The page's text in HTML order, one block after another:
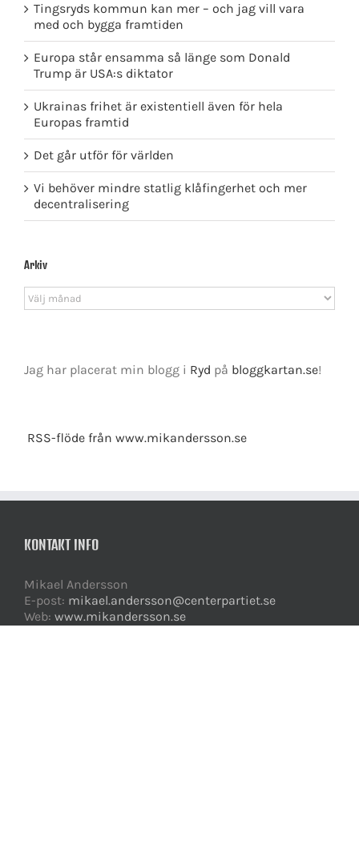
Tingsryds kommun kan mer – och jag vill vara
med och bygga framtiden
Europa står ensamma så länge som Donald
Trump är USA:s diktator
Ukrainas frihet är existentiell även för hela
Europas framtid
Det går utför för världen
Vi behöver mindre statlig klåfingerhet och mer
decentralisering
Arkiv
Arkiv
Jag har placerat min blogg i Ryd på bloggkartan.se!
RSS-flöde från www.mikandersson.se
KONTAKT INFO
Mikael Andersson
E-post: mikael.andersson@centerpartiet.se
Web: www.mikandersson.se